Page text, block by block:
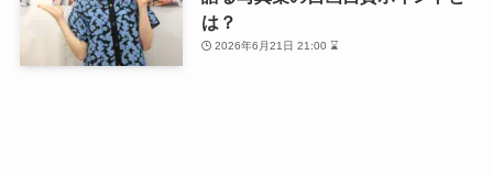
は？
2026年6月21日 21:00 ⌛